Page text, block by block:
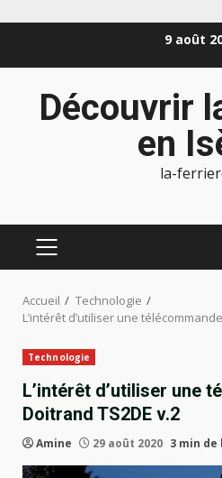
9 août
Découvrir
en
la-
MENU
Accueil
Technologie
L’intérêt d’utiliser une
Technologie
L’intérêt d’utiliser une
Doitrand TS2DE v.2
Amine 29 août 2020 3 min